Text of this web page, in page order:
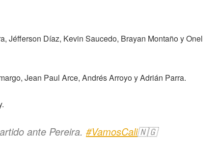
Jéfferson Díaz, Kevin Saucedo, Brayan Montaño y Onel
Jean Paul Arce, Andrés Arroyo y Adrián Parra.
ante Pereira. #VamosCali🇳🇬